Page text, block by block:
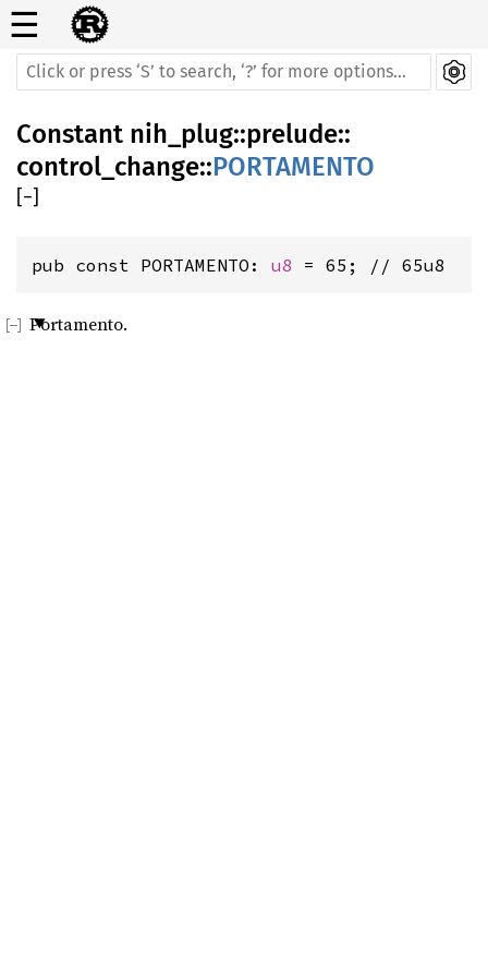
☰
Constant nih_plug::prelude::
control_change::PORTAMENTO
[−]
pub const PORTAMENTO: u8 = 65; // 65u8
Portamento.